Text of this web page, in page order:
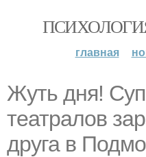
главная
Жуть дня!
театралов
друга в